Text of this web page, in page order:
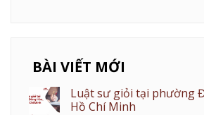
BÀI VIẾT MỚI
Luật sư giỏi tại phường
Hồ Chí Minh